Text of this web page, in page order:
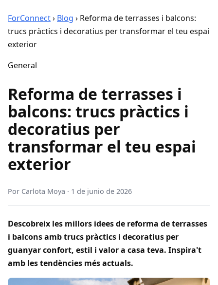
ForConnect› Blog › Reforma de terrasses i balcons:
trucs pràctics i decoratius per transformar el teu espai
exterior
General
Reforma de terrasses i
balcons: trucs pràctics i
decoratius per
transformar el teu espai
exterior
Por Carlota Moya · 1 de junio de 2026
Descobreix les millors idees de reforma de terrasses
i balcons amb trucs pràctics i decoratius per
guanyar confort, estil i valor a casa teva. Inspira't
amb les tendències més actuals.